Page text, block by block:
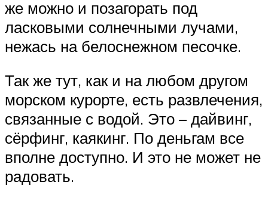
же можно и позагорать под
ласковыми солнечными лучами,
нежась на белоснежном песочке.
Так же тут, как и на любом другом
морском курорте, есть развлечения,
связанные с водой. Это – дайвинг,
сёрфинг, каякинг. По деньгам все
вполне доступно. И это не может не
радовать.